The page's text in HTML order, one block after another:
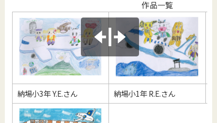
作品一覧
納場小3年 Y.E.さん 納場小1年 R.E.さん